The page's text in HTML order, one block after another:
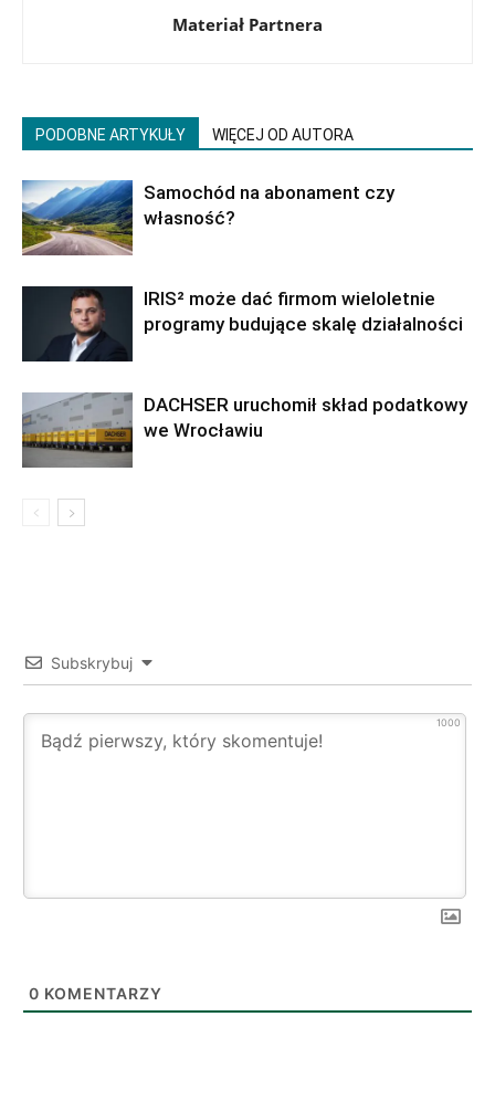
Materiał Partnera
PODOBNE ARTYKUŁY WIĘCEJ OD AUTORA
Samochód na abonament czy
własność?
IRIS² może dać firmom wieloletnie
programy budujące skalę działalności
DACHSER uruchomił skład podatkowy
we Wrocławiu
Subskrybuj
1000
0 KOMENTARZY